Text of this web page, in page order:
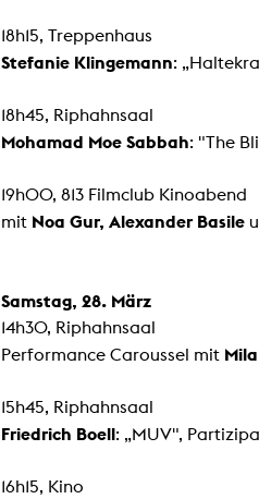
18h15, Treppenhaus
Stefanie Klingemann:
18h45, Riphahnsaal
Mohamad Moe Sabbah: "The
19h00, 813 Filmclub Kinoabend
mit Noa Gur, Alexander Basile
Samstag, 28. März
14h30, Riphahnsaal
Performance Caroussel mit
15h45, Riphahnsaal
Friedrich Boell: „MUV",
16h15, Kino